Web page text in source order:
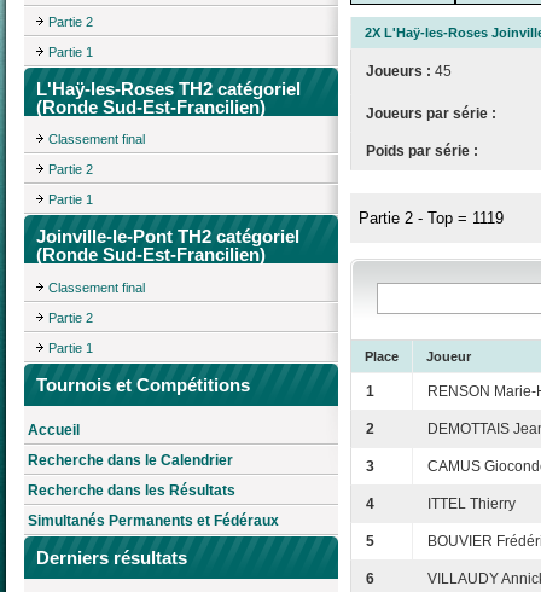
Partie 2
Partie 1
L'Haÿ-les-Roses TH2 catégoriel
(Ronde Sud-Est-Francilien)
Classement final
Partie 2
Partie 1
Joinville-le-Pont TH2 catégoriel
(Ronde Sud-Est-Francilien)
Classement final
Partie 2
Partie 1
Tournois et Compétitions
Accueil
Recherche dans le Calendrier
Recherche dans les Résultats
Simultanés Permanents et Fédéraux
Derniers résultats
2X L'Haÿ-les-Roses
Joueurs : 45
Joueurs par série :
Poids par série :
Partie 2 - Top = 1119
Place Joueur
1 RENSON
2 DEMOTTAIS
3 CAMUS
4 ITTEL Thierry
5 BOUVIER
6 VILLAUDY